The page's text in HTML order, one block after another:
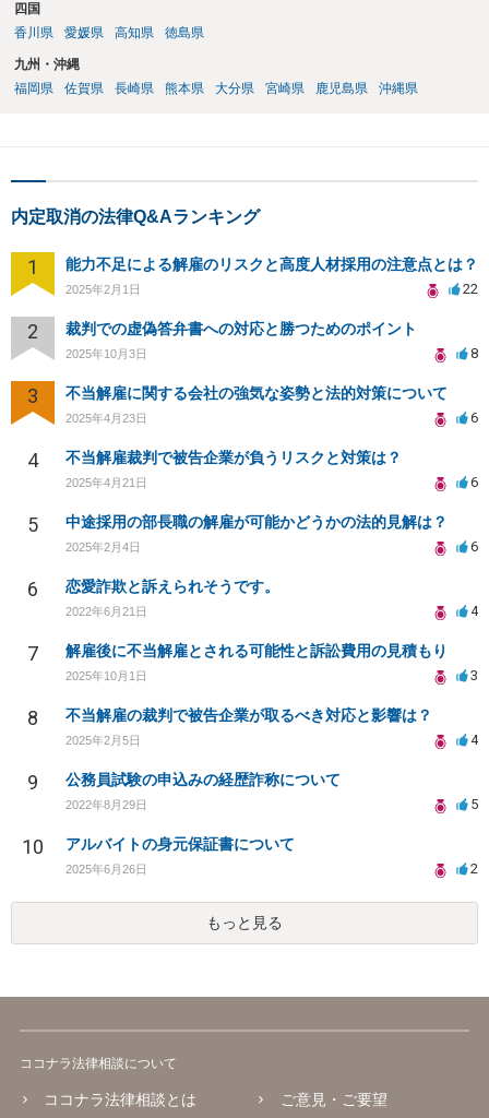
ょう。そして，そもそも，上記のとおり，警察には通報されないで終
わると思います。 したがいまして，今回が初めてで店側に常習的にし
ていると思われていない前提であれば，警察にも通報されず，したが
って，内定に影響する可能性はまずないだろうと思います。
四国
香川県
愛媛県 高知県 徳島県
九州・沖縄
福岡県
佐賀県 長崎県 熊本県 大分県 宮崎県 鹿児島県 沖縄県
内定取消の法律Q&Aランキング
1 能力不足による解雇のリスクと高度人材採用の注意点とは？
2025年2月1日 22
2 裁判での虚偽答弁書への対応と勝つためのポイント
2025年10月3日 8
3 不当解雇に関する会社の強気な姿勢と法的対策について
2025年4月23日 6
4 不当解雇裁判で被告企業が負うリスクと対策は？
2025年4月21日 6
5 中途採用の部長職の解雇が可能かどうかの法的見解は？
2025年2月4日 6
6 恋愛詐欺と訴えられそうです。
2022年6月21日 4
7 解雇後に不当解雇とされる可能性と訴訟費用の見積もり
2025年10月1日 3
8 不当解雇の裁判で被告企業が取るべき対応と影響は？
2025年2月5日 4
9 公務員試験の申込みの経歴詐称について
2022年8月29日 5
10 アルバイトの身元保証書について
2025年6月26日 2
もっと見る
ココナラ法律相談について
ココナラ法律相談とは ご意見・ご要望